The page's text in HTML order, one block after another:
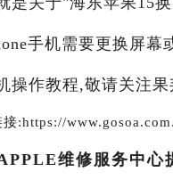
手机需要更换屏
操作教程,敬请关注果
接:https://
维修服务中心